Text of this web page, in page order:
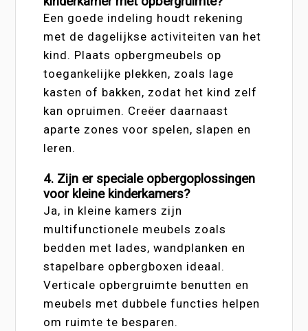
Een goede indeling houdt rekening
met de dagelijkse activiteiten van het
kind. Plaats opbergmeubels op
toegankelijke plekken, zoals lage
kasten of bakken, zodat het kind zelf
kan opruimen. Creëer daarnaast
aparte zones voor spelen, slapen en
leren.
4. Zijn er speciale opbergoplossingen
voor kleine kinderkamers?
Ja, in kleine kamers zijn
multifunctionele meubels zoals
bedden met lades, wandplanken en
stapelbare opbergboxen ideaal.
Verticale opbergruimte benutten en
meubels met dubbele functies helpen
om ruimte te besparen.